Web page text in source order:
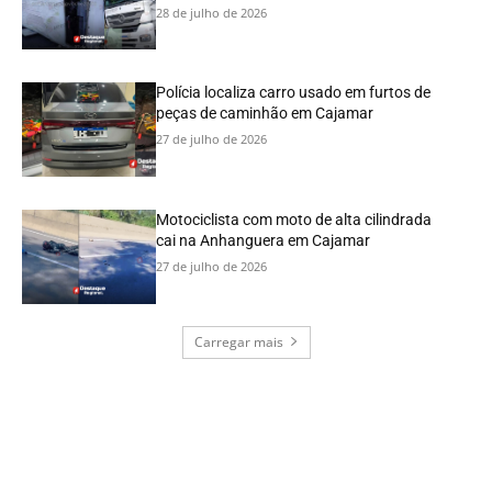
28 de julho de 2026
Polícia localiza carro usado em furtos de
peças de caminhão em Cajamar
27 de julho de 2026
Motociclista com moto de alta cilindrada
cai na Anhanguera em Cajamar
27 de julho de 2026
Carregar mais